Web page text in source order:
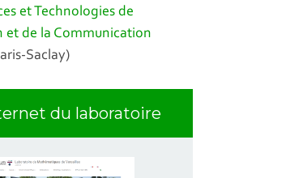
et Technologies de
et de la Communication
Saclay)
du laboratoire